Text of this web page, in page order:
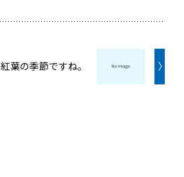
〉
紅葉の季節ですね。